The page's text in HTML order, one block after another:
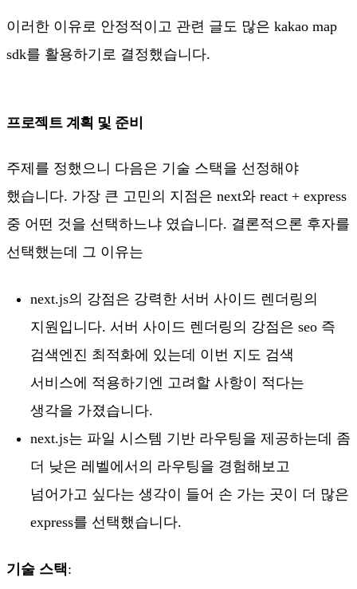
이러한 이유로 안정적이고 관련 글도 많은 kakao map
sdk를 활용하기로 결정했습니다.
프로젝트 계획 및 준비
주제를 정했으니 다음은 기술 스택을 선정해야
했습니다. 가장 큰 고민의 지점은 next와 react + express
중 어떤 것을 선택하느냐 였습니다. 결론적으론 후자를
선택했는데 그 이유는
next.js의 강점은 강력한 서버 사이드 렌더링의
지원입니다. 서버 사이드 렌더링의 강점은 seo 즉
검색엔진 최적화에 있는데 이번 지도 검색
서비스에 적용하기엔 고려할 사항이 적다는
생각을 가졌습니다.
next.js는 파일 시스템 기반 라우팅을 제공하는데 좀
더 낮은 레벨에서의 라우팅을 경험해보고
넘어가고 싶다는 생각이 들어 손 가는 곳이 더 많은
express를 선택했습니다.
기술 스택: